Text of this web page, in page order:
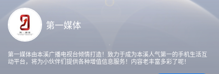
第一媒体
第一媒体由本溪广播电视台倾情打造！致力于成为本溪人气第一的手机生活互
动平台，将为小伙伴们提供各种增值信息服务！内容老丰富多彩了呢！